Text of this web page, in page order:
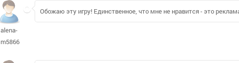
alena-
m5866
Обожаю эту игру! Единственное, что мне не нравится - это